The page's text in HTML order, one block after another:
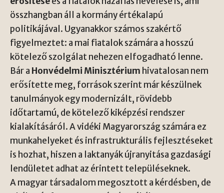
összhangban áll a kormány értékalapú
politikájával. Ugyanakkor számos szakértő
figyelmeztet: a mai fiatalok számára a hosszú
kötelező szolgálat nehezen elfogadható lenne.
Bár a Honvédelmi Minisztérium hivatalosan nem
erősítette meg, források szerint már készülnek
tanulmányok egy modernizált, rövidebb
időtartamú, de kötelező kiképzési rendszer
kialakításáról. A vidéki Magyarország számára ez
munkahelyeket és infrastrukturális fejlesztéseket
is hozhat, hiszen a laktanyák újranyitása gazdasági
lendületet adhat az érintett településeknek.
A magyar társadalom megosztott a kérdésben, de